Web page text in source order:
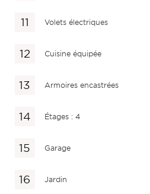
Volets électriques
Cuisine équipée
Armoires encastrées
Étages : 4
Garage
Jardin